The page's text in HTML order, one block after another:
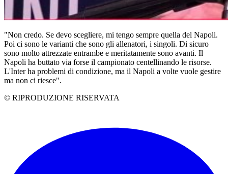
"Non credo. Se devo scegliere, mi tengo sempre quella del Napoli.
Poi ci sono le varianti che sono gli allenatori, i singoli. Di sicuro
sono molto attrezzate entrambe e meritatamente sono avanti. Il
Napoli ha buttato via forse il campionato centellinando le risorse.
L'Inter ha problemi di condizione, ma il Napoli a volte vuole gestire
ma non ci riesce".
© RIPRODUZIONE RISERVATA